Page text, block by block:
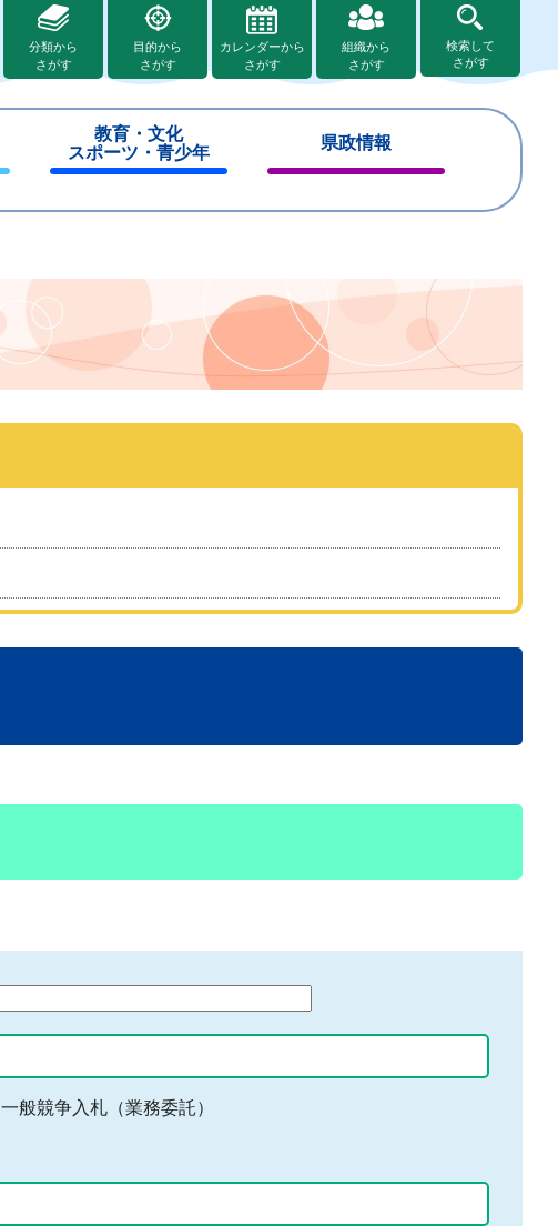
分類から
さがす
目的から
さがす
カレンダーから
さがす
組織から
さがす
検索して
さがす
教育・文化
スポーツ・青少年
じ
県政情報
じ
一般競争入札（業務委託）